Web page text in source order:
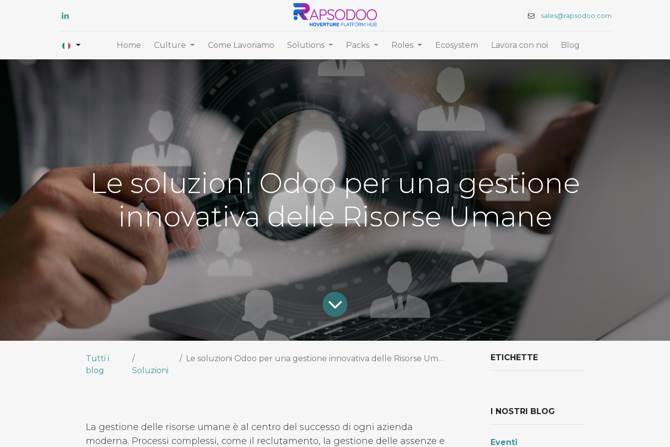
sales@rapsodoo.com
Home Culture Come Lavoriamo Solutions Packs Roles Ecosystem Lavora con noi Blog
Le soluzioni Odoo per una gestione
innovativa delle Risorse Umane
Tutti i
blog
Soluzioni
Le soluzioni Odoo per una gestione innovativa delle Risorse Umane
La gestione delle risorse umane è al centro del successo di ogni azienda
moderna. Processi complessi, come il reclutamento, la gestione delle assenze e
ETICHETTE
I NOSTRI BLOG
Eventi